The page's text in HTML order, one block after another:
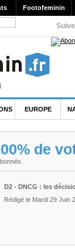
Footofeminin
EUROPE
de
D2 - DNCG : les
Rédigé le Mardi 29 Juin